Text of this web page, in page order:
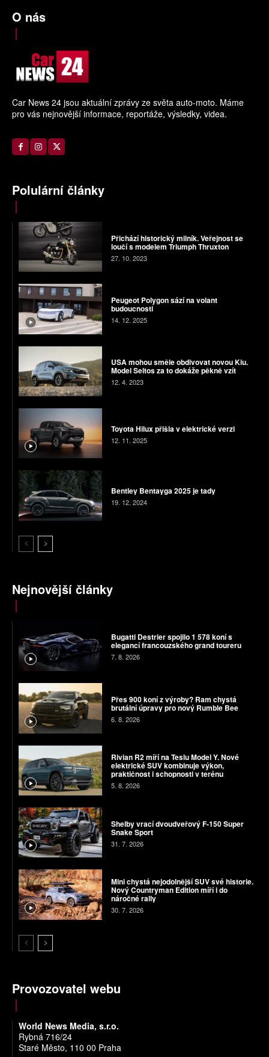
O nás
Car News 24 jsou aktuální zprávy ze světa auto-moto. Máme
pro vás nejnovější informace, reportáže, výsledky, videa.
Polulární články
Přichází historický milník. Veřejnost se
loučí s modelem Triumph Thruxton
27. 10. 2023
Peugeot Polygon sází na volant
budoucnosti
14. 12. 2025
USA mohou směle obdivovat novou Kiu.
Model Seltos za to dokáže pěkně vzít
12. 4. 2023
Toyota Hilux přišla v elektrické verzi
12. 11. 2025
Bentley Bentayga 2025 je tady
19. 12. 2024
Nejnovější články
Bugatti Destrier spojilo 1 578 koní s
elegancí francouzského grand toureru
7. 8. 2026
Přes 900 koní z výroby? Ram chystá
brutální úpravy pro nový Rumble Bee
6. 8. 2026
Rivian R2 míří na Teslu Model Y. Nové
elektrické SUV kombinuje výkon,
praktičnost i schopnosti v terénu
5. 8. 2026
Shelby vrací dvoudveřový F-150 Super
Snake Sport
31. 7. 2026
Mini chystá nejodolnější SUV své historie.
Nový Countryman Edition míří i do
náročné rally
30. 7. 2026
Provozovatel webu
World News Media, s.r.o.
Rybná 716/24
Staré Město, 110 00 Praha